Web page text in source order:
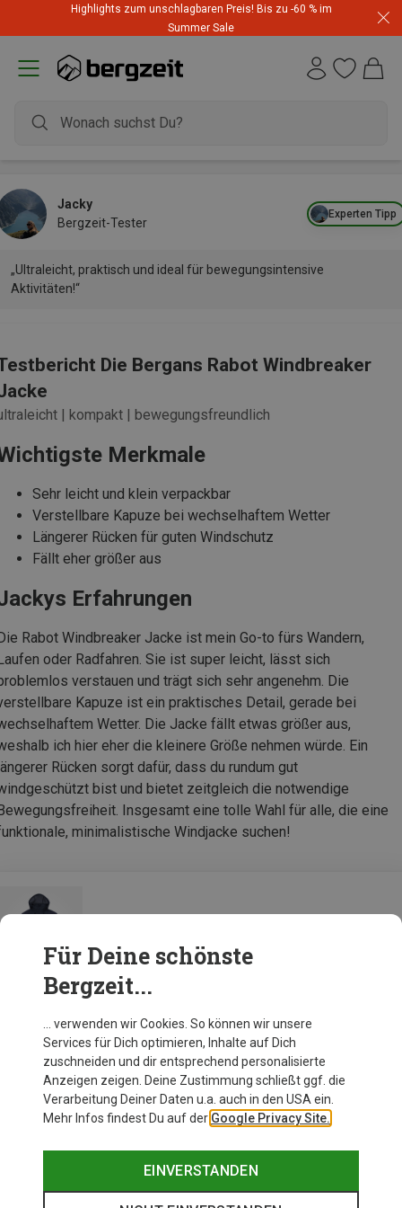
Highlights zum unschlagbaren Preis! Bis zu -60 % im
Summer Sale
Experten Tipp
Jacky
Bergzeit-Tester
„Ultraleicht, praktisch und ideal für bewegungsintensive
Aktivitäten!“
Die Bergans Rabot Windbreaker
| kompakt | bewegungsfreundlich
Merkmale
Sehr leicht und klein verpackbar
Verstellbare Kapuze bei wechselhaftem Wetter
Längerer Rücken für guten Windschutz
Fällt eher größer aus
Erfahrungen
Rabot Windbreaker Jacke ist mein Go-to fürs Wandern,
oder Radfahren. Sie ist super leicht, lässt sich
verstauen und trägt sich sehr angenehm. Die
Kapuze ist ein praktisches Detail, gerade bei
Wetter. Die Jacke fällt etwas größer aus,
ich hier eher die kleinere Größe nehmen würde. Ein
Rücken sorgt dafür, dass du rundum gut
bist und bietet zeitgleich die notwendige
Insgesamt eine tolle Wahl für alle, die eine
minimalistische Windjacke suchen!
Zur Produktseite
Für Deine schönste
Bergzeit...
… verwenden wir Cookies. So können wir unsere
Services für Dich optimieren, Inhalte auf Dich
zuschneiden und dir entsprechend personalisierte
Anzeigen zeigen. Deine Zustimmung schließt ggf. die
Verarbeitung Deiner Daten u.a. auch in den USA ein.
Mehr Infos findest Du auf der Google Privacy Site.
EINVERSTANDEN